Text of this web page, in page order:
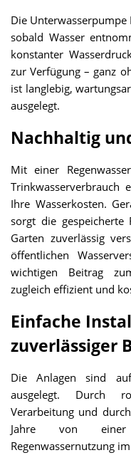
Die
sobald Wasser
konstanter
zur Verfügung – ganz
ist langlebig,
ausgelegt.
Nachhaltig
Mit einer
Trinkwasserverbrauch
Ihre Wasserkosten.
sorgt die gespeicherte
Garten zuverlässig
öffentlichen
wichtigen Beitrag
zugleich effizient und
Einfache
zuverlässiger
Die Anlagen sind
ausgelegt. Durch
Verarbeitung und
Jahre von
Regenwassernutzung